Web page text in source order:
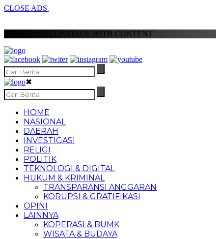
CLOSE ADS
SCROLL TO CONTINUE WITH CONTENT
✖
HOME
NASIONAL
DAERAH
INVESTIGASI
RELIGI
POLITIK
TEKNOLOGI & DIGITAL
HUKUM & KRIMINAL
TRANSPARANSI ANGGARAN
KORUPSI & GRATIFIKASI
OPINI
LAINNYA
KOPERASI & BUMK
WISATA & BUDAYA